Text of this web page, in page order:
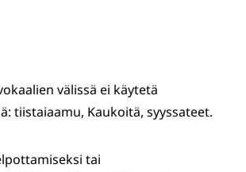
välissä ei käytetä
tiistaiaamu, Kaukoitä, syyssateet.
tai